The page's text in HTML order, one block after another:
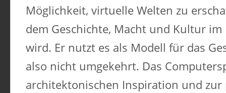
Möglichkeit, virtuelle Welten zu
dem Geschichte, Macht und Kultur im
wird. Er nutzt es als Modell für das
also nicht umgekehrt. Das
architektonischen Inspiration und